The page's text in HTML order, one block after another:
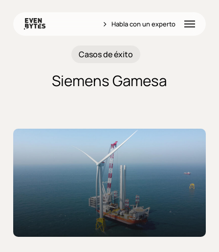
Habla con un experto Menu
Casos de éxito
Siemens Gamesa